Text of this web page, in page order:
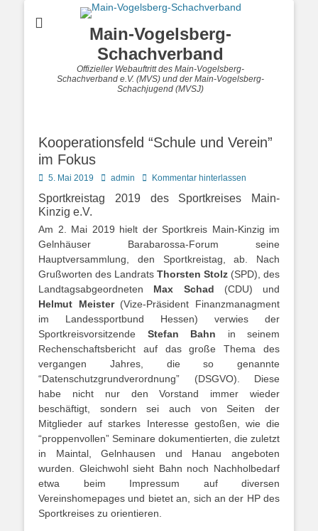
Main-Vogelsberg-
Schachverband
Offizieller Webauftritt des Main-Vogelsberg-
Schachverband e.V. (MVS) und der Main-Vogelsberg-
Schachjugend (MVSJ)
Kooperationsfeld “Schule und Verein”
im Fokus
Posted
5. Mai 2019 Autoradmin Kommentar hinterlassen
Sportkreistag 2019 des Sportkreises Main-
Kinzig e.V.
Am 2. Mai 2019 hielt der Sportkreis Main-Kinzig im
Gelnhäuser Barabarossa-Forum seine
Hauptversammlung, den Sportkreistag, ab. Nach
Grußworten des Landrats Thorsten Stolz (SPD), des
Landtagsabgeordneten Max Schad (CDU) und
Helmut Meister(Vize-Präsident Finanzmanagment
im Landessportbund Hessen) verwies der
Sportkreisvorsitzende Stefan Bahn in seinem
Rechenschaftsbericht auf das große Thema des
vergangen Jahres, die so genannte
“Datenschutzgrundverordnung” (DSGVO). Diese
habe nicht nur den Vorstand immer wieder
beschäftigt, sondern sei auch von Seiten der
Mitglieder auf starkes Interesse gestoßen, wie die
“proppenvollen” Seminare dokumentierten, die zuletzt
in Maintal, Gelnhausen und Hanau angeboten
wurden. Gleichwohl sieht Bahn noch Nachholbedarf
etwa beim Impressum auf diversen
Vereinshomepages und bietet an, sich an der HP des
Sportkreises zu orientieren.